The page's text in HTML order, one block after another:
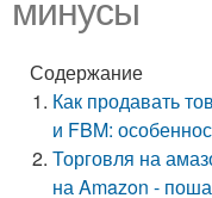
минусы
Содержание
Как продавать
и FBM:
Торговля на
на Amazon -